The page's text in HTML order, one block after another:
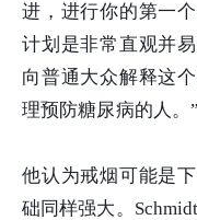
进，进行你的第一
计划是非常直观并
向普通大众解释这
理预防糖尿病的人。”
他认为戒烟可能是
础同样强大。